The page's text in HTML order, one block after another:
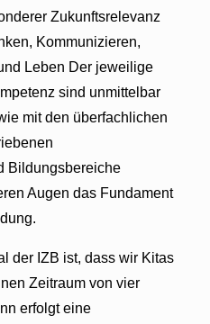
Zukunftsrelevanz
Kommunizieren,
Leben Der jeweilige
sind unmittelbar
mit den überfachlichen
Bildungsbereiche
Augen das Fundament
der IZB ist, dass wir Kitas
Zeitraum von vier
erfolgt eine